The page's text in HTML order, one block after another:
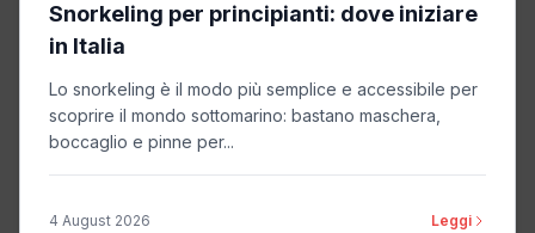
Snorkeling per principianti: dove iniziare
in Italia
Lo snorkeling è il modo più semplice e accessibile per
scoprire il mondo sottomarino: bastano maschera,
boccaglio e pinne per...
4 August 2026 Leggi